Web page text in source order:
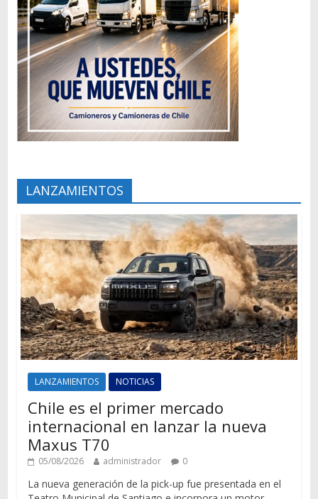
LANZAMIENTOS
LANZAMIENTOS NOTICIAS
Chile es el primer mercado
internacional en lanzar la nueva
Maxus T70
05/08/2026 administrador 0
La nueva generación de la pick-up fue presentada en el